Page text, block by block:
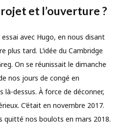
et l’ouverture ?
avec Hugo, en nous disant
plus tard. L’idée du Cambridge
On se réunissait le dimanche
nos jours de congé en
là-dessus. À force de déconner,
C’était en novembre 2017.
quitté nos boulots en mars 2018.